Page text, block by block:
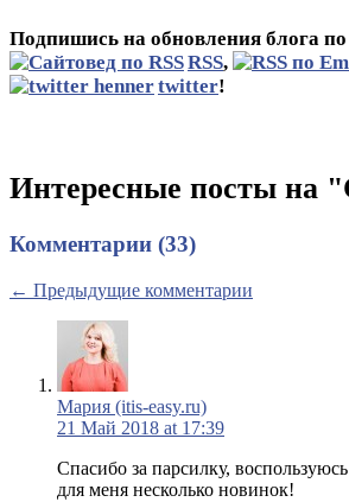
Подпишись на обновления блога по
RSS,
twitter!
Интересные посты на
Комментарии (33)
← Предыдущие комментарии
Мария (itis-easy.ru)
21 Май 2018 at 17:39
Спасибо за парсилку, воспользуюсь
для меня несколько новинок!